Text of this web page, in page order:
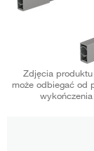
Zdjęcia
może odbiegać od